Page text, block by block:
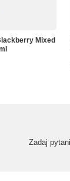
Mixed
Zadaj